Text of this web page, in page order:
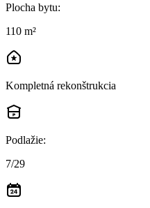
Plocha bytu:
110 m²
Kompletná rekonštrukcia
Podlažie:
7/29